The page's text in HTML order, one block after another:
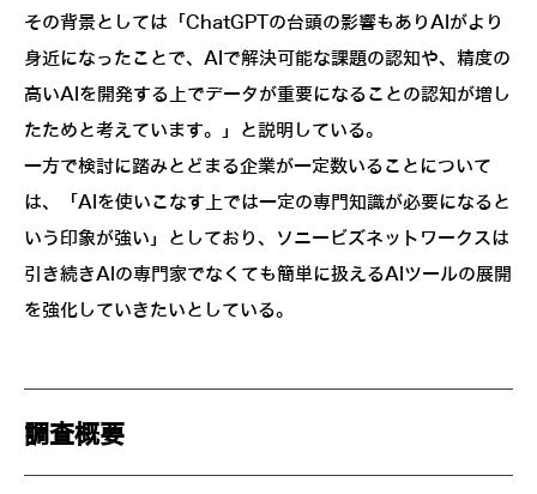
その背景としては「ChatGPTの台頭の影響もありAIがより
身近になったことで、AIで解決可能な課題の認知や、精度の
高いAIを開発する上でデータが重要になることの認知が増し
たためと考えています。」と説明している。
一方で検討に踏みとどまる企業が一定数いることについて
は、「AIを使いこなす上では一定の専門知識が必要になると
いう印象が強い」としており、ソニービズネットワークスは
引き続きAIの専門家でなくても簡単に扱えるAIツールの展開
を強化していきたいとしている。
調査概要